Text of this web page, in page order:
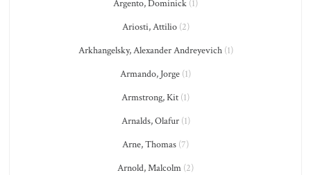
Argento, Dominick (1)
Ariosti, Attilio(2)
Arkhangelsky, Alexander Andreyevich(1)
Armando, Jorge (1)
Armstrong, Kit (1)
Arnalds, Olafur(1)
Arne, Thomas (7)
Arnold, Malcolm (2)